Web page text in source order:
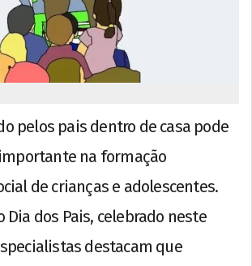
pelos pais dentro de casa pode
na formação
de crianças e adolescentes.
Dia dos Pais, celebrado neste
destacam que